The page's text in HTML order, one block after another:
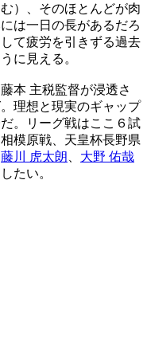
）、そのほとんどが肉
は一日の長があるだろ
て疲労を引きずる過去
に見える。
本 主税監督が浸透さ
理想と現実のギャップ
。リーグ戦はここ６試
模原戦、天皇杯長野県
藤川 虎太朗
大野 佑哉
たい。